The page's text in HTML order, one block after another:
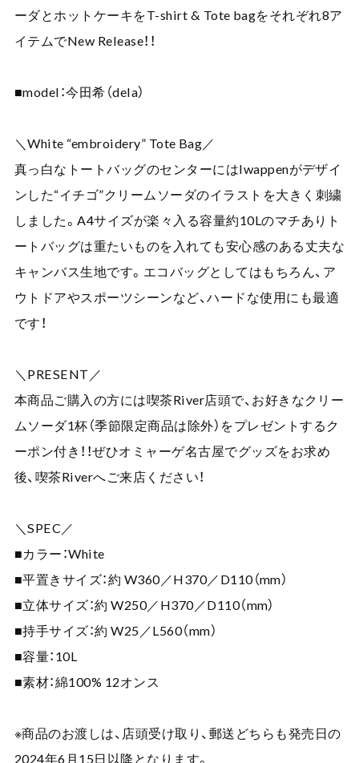
ーダとホットケーキをT-shirt & Tote bagをそれぞれ8ア
イテムでNew Release！！
■model：今田希（dela）
＼White “embroidery” Tote Bag／
真っ白なトートバッグのセンターにはIwappenがデザイ
ンした“イチゴ”クリームソーダのイラストを大きく刺繍
しました。A4サイズが楽々入る容量約10Lのマチありト
ートバッグは重たいものを入れても安心感のある丈夫な
キャンバス生地です。エコバッグとしてはもちろん、ア
ウトドアやスポーツシーンなど、ハードな使用にも最適
です！
＼PRESENT／
本商品ご購入の方には喫茶River店頭で、お好きなクリー
ムソーダ1杯（季節限定商品は除外）をプレゼントするク
ーポン付き！！ぜひオミャーゲ名古屋でグッズをお求め
後、喫茶Riverへご来店ください！
＼SPEC／
■カラー：White
■平置きサイズ：約 W360／H370／D110（mm）
■立体サイズ：約 W250／H370／D110（mm）
■持手サイズ：約 W25／L560（mm）
■容量：10L
■素材：綿100% 12オンス
※商品のお渡しは、店頭受け取り、郵送どちらも発売日の
2024年6月15日以降となります。